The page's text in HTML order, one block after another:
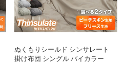
ぬくもりシールド シンサレート
掛け布団 シングル バイカラー